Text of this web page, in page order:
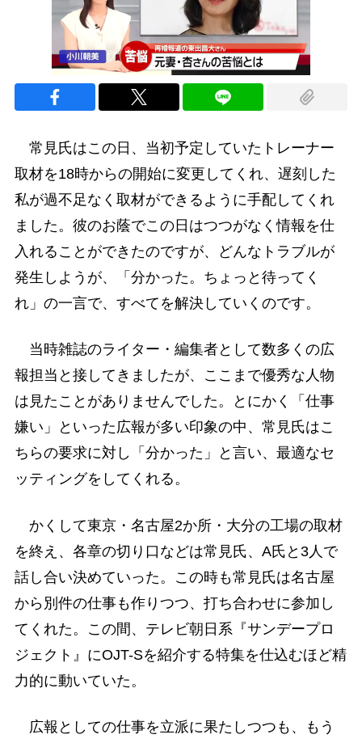
常見氏はこの日、当初予定していたトレーナー
取材を18時からの開始に変更してくれ、遅刻した
私が過不足なく取材ができるように手配してくれ
ました。彼のお蔭でこの日はつつがなく情報を仕
入れることができたのですが、どんなトラブルが
発生しようが、「分かった。ちょっと待ってく
れ」の一言で、すべてを解決していくのです。
当時雑誌のライター・編集者として数多くの広
報担当と接してきましたが、ここまで優秀な人物
は見たことがありませんでした。とにかく「仕事
嫌い」といった広報が多い印象の中、常見氏はこ
ちらの要求に対し「分かった」と言い、最適なセ
ッティングをしてくれる。
かくして東京・名古屋2か所・大分の工場の取材
を終え、各章の切り口などは常見氏、A氏と3人で
話し合い決めていった。この時も常見氏は名古屋
から別件の仕事も作りつつ、打ち合わせに参加し
てくれた。この間、テレビ朝日系『サンデープロ
ジェクト』にOJT-Sを紹介する特集を仕込むほど精
力的に動いていた。
広報としての仕事を立派に果たしつつも、もう